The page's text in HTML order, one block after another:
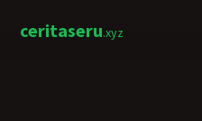
ceritaseru.xyz